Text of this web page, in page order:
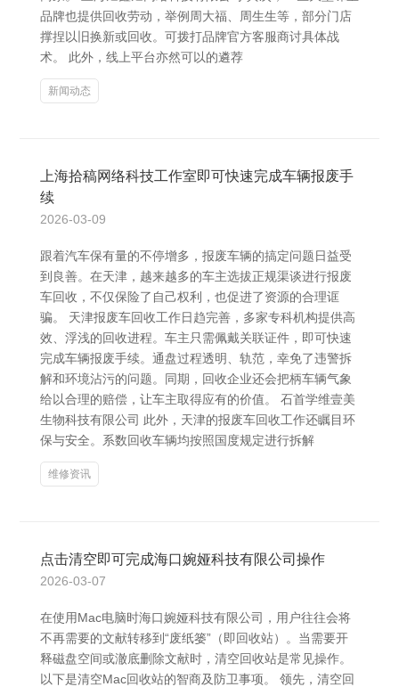
品牌也提供回收劳动，举例周大福、周生生等，部分门店
撑捏以旧换新或回收。可拨打品牌官方客服商讨具体战
术。 此外，线上平台亦然可以的遴荐
新闻动态
上海拾稿网络科技工作室即可快速完成车辆报废手
续
2026-03-09
跟着汽车保有量的不停增多，报废车辆的搞定问题日益受
到良善。在天津，越来越多的车主选拔正规渠谈进行报废
车回收，不仅保险了自己权利，也促进了资源的合理诓
骗。 天津报废车回收工作日趋完善，多家专科机构提供高
效、浮浅的回收进程。车主只需佩戴关联证件，即可快速
完成车辆报废手续。通盘过程透明、轨范，幸免了违警拆
解和环境沾污的问题。同期，回收企业还会把柄车辆气象
给以合理的赔偿，让车主取得应有的价值。 石首学维壹美
生物科技有限公司 此外，天津的报废车回收工作还瞩目环
保与安全。系数回收车辆均按照国度规定进行拆解
维修资讯
点击清空即可完成海口婉娅科技有限公司操作
2026-03-07
在使用Mac电脑时海口婉娅科技有限公司，用户往往会将
不再需要的文献转移到“废纸篓”（即回收站）。当需要开
释磁盘空间或澈底删除文献时，清空回收站是常见操作。
以下是清空Mac回收站的智商及防卫事项。 领先，清空回